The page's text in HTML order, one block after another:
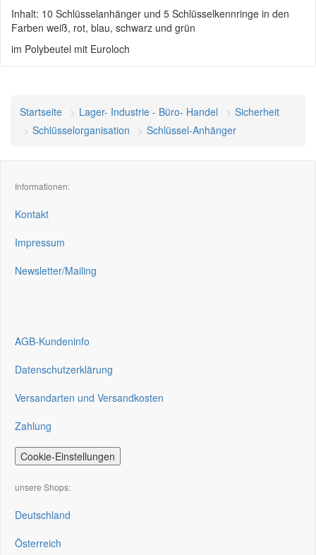
Inhalt: 10 Schlüsselanhänger und 5 Schlüsselkennringe in den
Farben weiß, rot, blau, schwarz und grün
im Polybeutel mit Euroloch
Startseite Lager- Industrie - Büro- Handel
Sicherheit
Schlüsselorganisation
Schlüssel-Anhänger
Informationen:
Kontakt
Impressum
Newsletter/Mailing
AGB-Kundeninfo
Datenschutzerklärung
Versandarten und Versandkosten
Zahlung
Cookie-Einstellungen
unsere Shops:
Deutschland
Österreich